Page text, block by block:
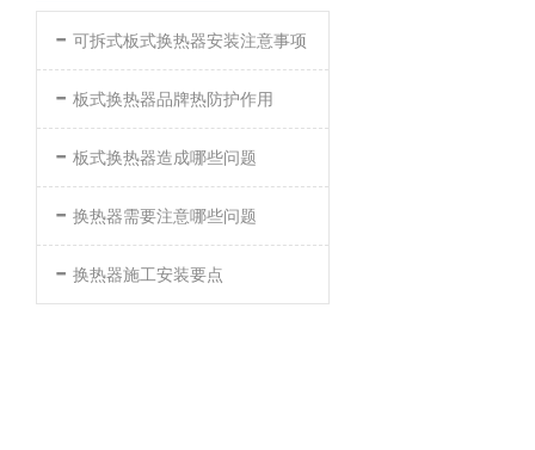
- 可拆式板式换热器安装注意事项
- 板式换热器品牌热防护作用
- 板式换热器造成哪些问题
- 换热器需要注意哪些问题
- 换热器施工安装要点